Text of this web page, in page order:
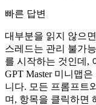
빠른 답변
대부분을 읽지 않으
스레드는 관리 불가
를 시작하는 것인데,
GPT Master 미니맵
니다. 모든 프롬프트
며, 항목을 클릭하면